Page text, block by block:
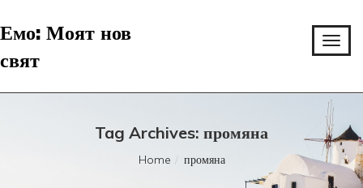
Емо: Моят нов
свят
Tag Archives: промяна
Home промяна